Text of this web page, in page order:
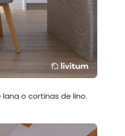
o cortinas de lino.